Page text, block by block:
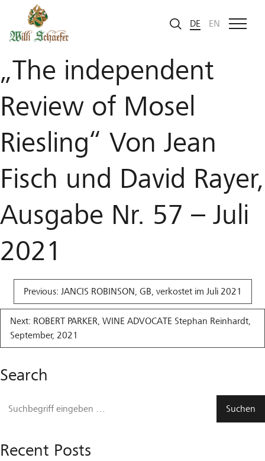
DE
EN
MOSEL FINE WINES
„The independent
Review of Mosel
Riesling“ Von Jean
Fisch und David Rayer,
Ausgabe Nr. 57 – Juli
2021
Beitragsnavigation
Previous: JANCIS ROBINSON, GB, verkostet im Juli 2021
Next: ROBERT PARKER, WINE ADVOCATE Stephan Reinhardt,
September, 2021
Search
Recent Posts